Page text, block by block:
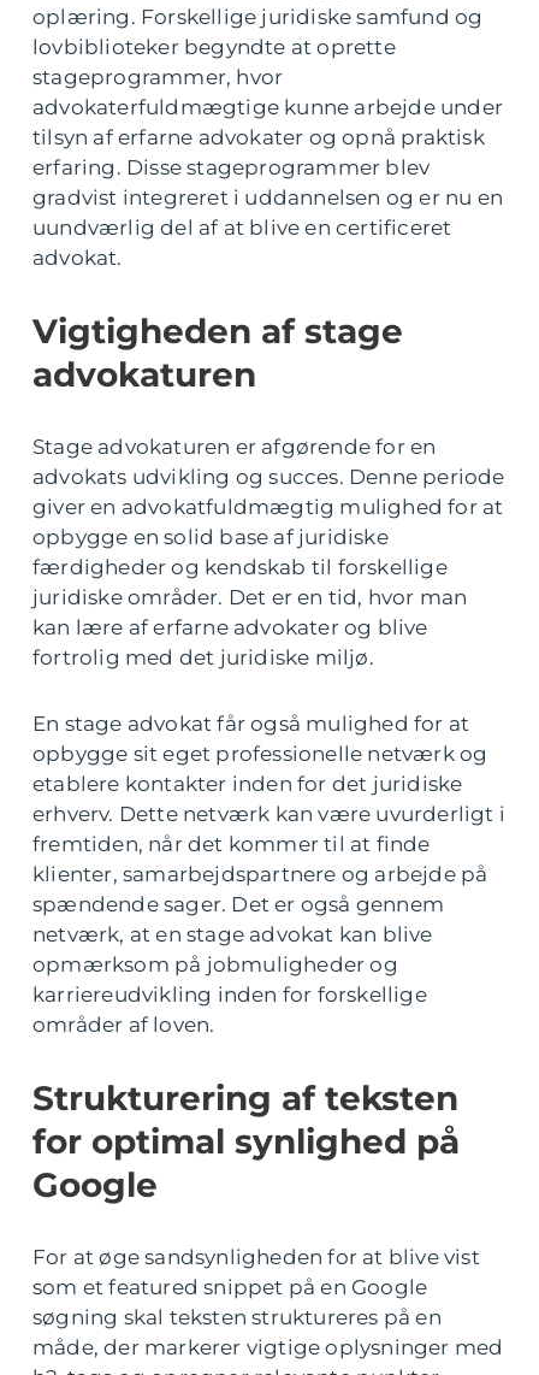
oplæring. Forskellige juridiske samfund og
lovbiblioteker begyndte at oprette
stageprogrammer, hvor
advokaterfuldmægtige kunne arbejde under
tilsyn af erfarne advokater og opnå praktisk
erfaring. Disse stageprogrammer blev
gradvist integreret i uddannelsen og er nu en
uundværlig del af at blive en certificeret
advokat.
Vigtigheden af stage
advokaturen
Stage advokaturen er afgørende for en
advokats udvikling og succes. Denne periode
giver en advokatfuldmægtig mulighed for at
opbygge en solid base af juridiske
færdigheder og kendskab til forskellige
juridiske områder. Det er en tid, hvor man
kan lære af erfarne advokater og blive
fortrolig med det juridiske miljø.
En stage advokat får også mulighed for at
opbygge sit eget professionelle netværk og
etablere kontakter inden for det juridiske
erhverv. Dette netværk kan være uvurderligt i
fremtiden, når det kommer til at finde
klienter, samarbejdspartnere og arbejde på
spændende sager. Det er også gennem
netværk, at en stage advokat kan blive
opmærksom på jobmuligheder og
karriereudvikling inden for forskellige
områder af loven.
Strukturering af teksten
for optimal synlighed på
Google
For at øge sandsynligheden for at blive vist
som et featured snippet på en Google
søgning skal teksten struktureres på en
måde, der markerer vigtige oplysninger med